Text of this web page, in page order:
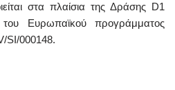
στα πλαίσια της Δράσης D1
Ευρωπαϊκού προγράμματος
SI/000148.